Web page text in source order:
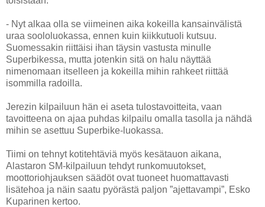
- Nyt alkaa olla se viimeinen aika kokeilla kansainvälistä
uraa soololuokassa, ennen kuin kiikkutuoli kutsuu.
Suomessakin riittäisi ihan täysin vastusta minulle
Superbikessa, mutta jotenkin sitä on halu näyttää
nimenomaan itselleen ja kokeilla mihin rahkeet riittää
isommilla radoilla.
Jerezin kilpailuun hän ei aseta tulostavoitteita, vaan
tavoitteena on ajaa puhdas kilpailu omalla tasolla ja nähdä
mihin se asettuu Superbike-luokassa.
Tiimi on tehnyt kotitehtäviä myös kesätauon aikana,
Alastaron SM-kilpailuun tehdyt runkomuutokset,
moottoriohjauksen säädöt ovat tuoneet huomattavasti
lisätehoa ja näin saatu pyörästä paljon ”ajettavampi”, Esko
Kuparinen kertoo.